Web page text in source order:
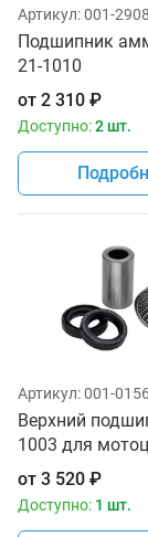
Артикул:001-2908
Подшипник
21-1010
от 2 310 ₽
Доступно:2 шт.
Артикул:001-0156
Верхний
1003 для
от 3 520 ₽
Доступно: 1 шт.